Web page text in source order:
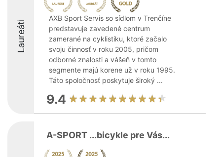
Laureáti
AXB Sport Servis so sídlom v Trenčíne
predstavuje zavedené centrum
zamerané na cyklistiku, ktoré začalo
svoju činnosť v roku 2005, pričom
odborné znalosti a vášeň v tomto
segmente majú korene už v roku 1995.
Táto spoločnosť poskytuje široký ...
9.4
A-SPORT ...bicykle pre Vás...